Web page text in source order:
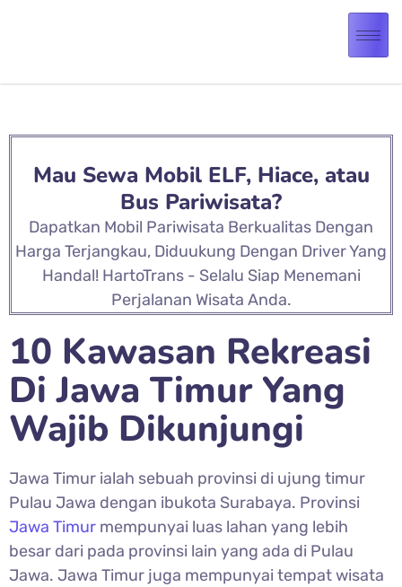
Mau Sewa Mobil ELF, Hiace, atau
Bus Pariwisata?
Dapatkan Mobil Pariwisata Berkualitas Dengan
Harga Terjangkau, Diduukung Dengan Driver Yang
Handal! HartoTrans - Selalu Siap Menemani
Perjalanan Wisata Anda.
10 Kawasan Rekreasi
Di Jawa Timur Yang
Wajib Dikunjungi
Jawa Timur ialah sebuah provinsi di ujung timur
Pulau Jawa dengan ibukota Surabaya. Provinsi
Jawa Timur mempunyai luas lahan yang lebih
besar dari pada provinsi lain yang ada di Pulau
Jawa. Jawa Timur juga mempunyai tempat wisata